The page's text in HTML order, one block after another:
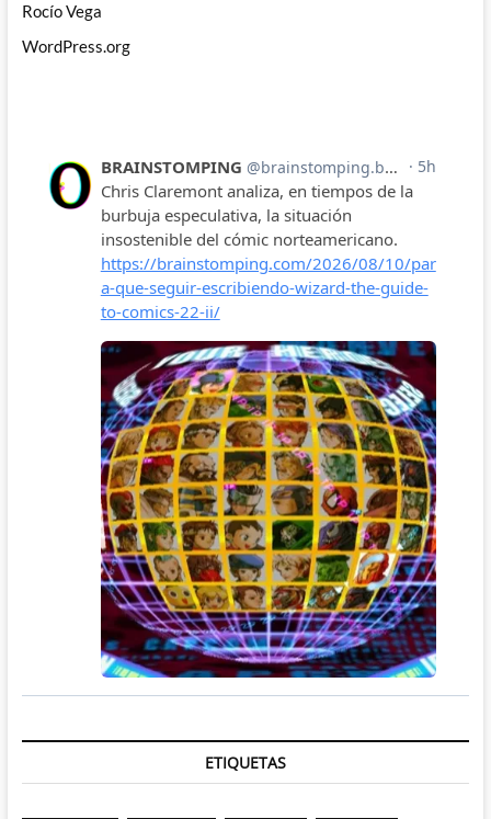
Rocío Vega
WordPress.org
ETIQUETAS